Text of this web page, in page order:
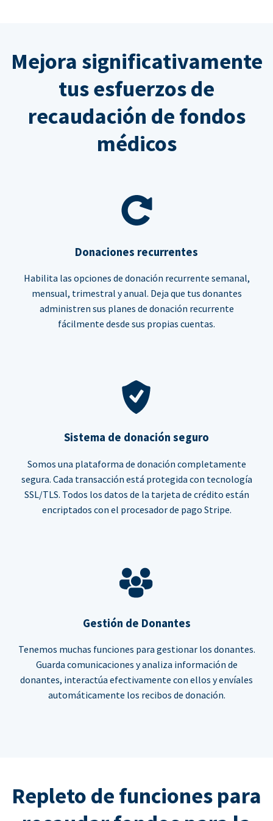
Mejora significativamente
tus esfuerzos de
recaudación de fondos
médicos
Donaciones recurrentes
Habilita las opciones de donación recurrente semanal,
mensual, trimestral y anual. Deja que tus donantes
administren sus planes de donación recurrente
fácilmente desde sus propias cuentas.
Sistema de donación seguro
Somos una plataforma de donación completamente
segura. Cada transacción está protegida con tecnología
SSL/TLS. Todos los datos de la tarjeta de crédito están
encriptados con el procesador de pago Stripe.
Gestión de Donantes
Tenemos muchas funciones para gestionar los donantes.
Guarda comunicaciones y analiza información de
donantes, interactúa efectivamente con ellos y envíales
automáticamente los recibos de donación.
Repleto de funciones para